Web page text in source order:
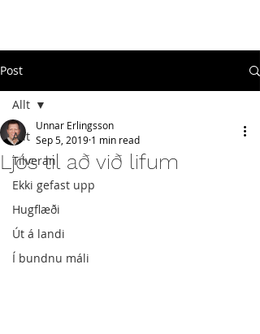
Post
Allt
Tilveran
Ekki gefast upp
Hugflæði
Út á landi
Í bundnu máli
Allt
Ljós til að við lifum
Unnar Erlingsson
Sep 5, 2019 1 min read